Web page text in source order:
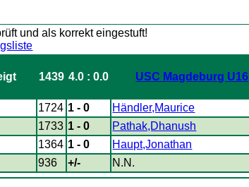
1439 4.0 : 0.0 USC Magdeburg U16
1724 1 - 0 Händler,Maurice
1733 1 - 0 Pathak,Dhanush
1364 1 - 0 Haupt,Jonathan
936 +/- N.N.